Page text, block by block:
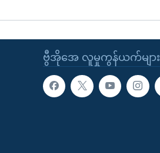
ဗွီအိုအေ လူမှုကွန်ယက်များ